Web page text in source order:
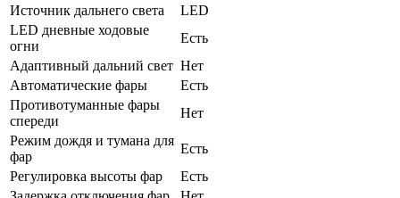
Источник дальнего света
LED
LED дневные ходовые
огни
Есть
Адаптивный дальний свет Нет
Автоматические фары
Есть
Противотуманные фары
спереди
Нет
Режим дождя и тумана для
фар
Есть
Регулировка высоты фар
Есть